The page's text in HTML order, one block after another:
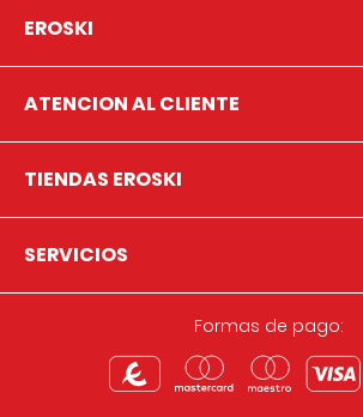
EROSKI
ATENCION AL CLIENTE
TIENDAS EROSKI
SERVICIOS
Formas de pago: